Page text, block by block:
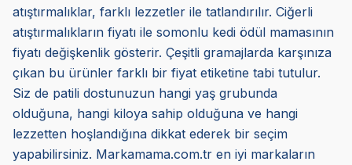
atıştırmalıklar, farklı lezzetler ile tatlandırılır. Ciğerli
atıştırmalıkların fiyatı ile somonlu kedi ödül mamasının
fiyatı değişkenlik gösterir. Çeşitli gramajlarda karşınıza
çıkan bu ürünler farklı bir fiyat etiketine tabi tutulur.
Siz de patili dostunuzun hangi yaş grubunda
olduğuna, hangi kiloya sahip olduğuna ve hangi
lezzetten hoşlandığına dikkat ederek bir seçim
yapabilirsiniz. Markamama.com.tr en iyi markaların